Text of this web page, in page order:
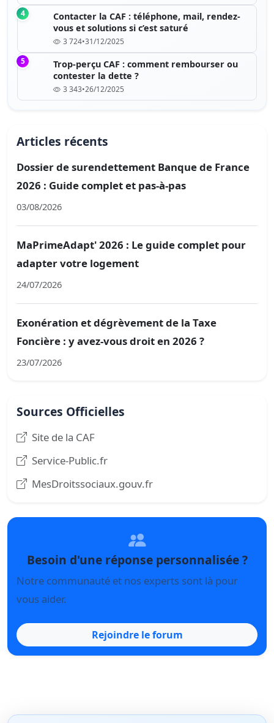
4
Contacter la CAF : téléphone, mail, rendez-
vous et solutions si c’est saturé
3 724•31/12/2025
5
Trop-perçu CAF : comment rembourser ou
contester la dette ?
3 343•26/12/2025
Articles récents
Dossier de surendettement Banque de France
2026 : Guide complet et pas-à-pas
03/08/2026
MaPrimeAdapt' 2026 : Le guide complet pour
adapter votre logement
24/07/2026
Exonération et dégrèvement de la Taxe
Foncière : y avez-vous droit en 2026 ?
23/07/2026
Sources Officielles
Site de la CAF
Service-Public.fr
MesDroitssociaux.gouv.fr
Besoin d'une réponse personnalisée ?
Notre communauté et nos experts sont là pour
vous aider.
Rejoindre le forum